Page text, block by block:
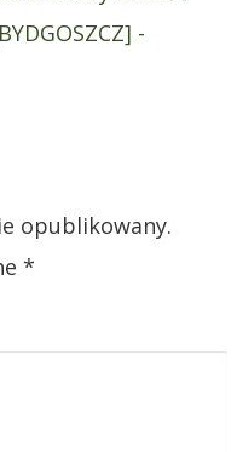
-
opublikowany.
*